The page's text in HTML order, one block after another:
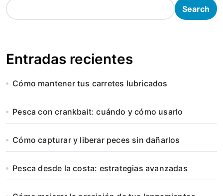
Search
Entradas recientes
Cómo mantener tus carretes lubricados
Pesca con crankbait: cuándo y cómo usarlo
Cómo capturar y liberar peces sin dañarlos
Pesca desde la costa: estrategias avanzadas